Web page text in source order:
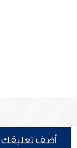
أضف تعليقك